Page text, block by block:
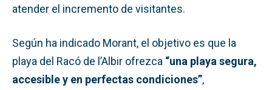
atender el incremento de visitantes.
Según ha indicado Morant, el objetivo es que la
playa del Racó de l’Albir ofrezca “una playa segura,
accesible y en perfectas condiciones”,